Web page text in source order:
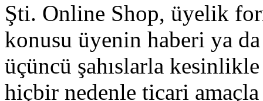
Şti. Online Shop, üyelik
konusu üyenin haberi ya
üçüncü şahıslarla
hiçbir nedenle ticari